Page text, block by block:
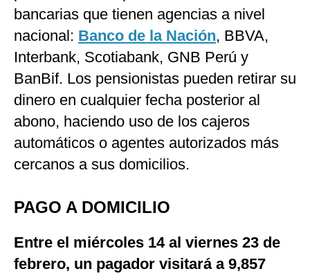
bancarias que tienen agencias a nivel
nacional: Banco de la Nación, BBVA,
Interbank, Scotiabank, GNB Perú y
BanBif. Los pensionistas pueden retirar su
dinero en cualquier fecha posterior al
abono, haciendo uso de los cajeros
automáticos o agentes autorizados más
cercanos a sus domicilios.
PAGO A DOMICILIO
Entre el miércoles 14 al viernes 23 de
febrero, un pagador visitará a 9,857